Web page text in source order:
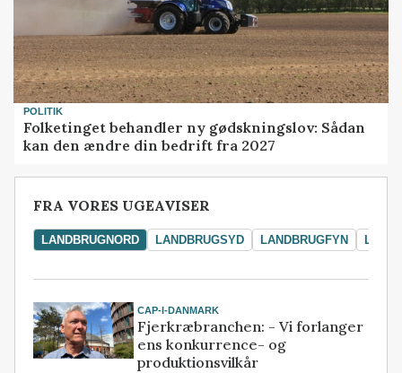
POLITIK
Folketinget behandler ny gødskningslov: Sådan
kan den ændre din bedrift fra 2027
FRA VORES UGEAVISER
LANDBRUGNORD LANDBRUGSYD LANDBRUGFYN
CAP-I-DANMARK
Fjerkræbranchen: - Vi forlanger
ens konkurrence- og
produktionsvilkår